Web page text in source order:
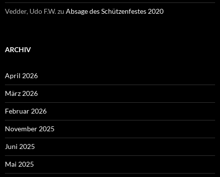
Vedder, Udo F.W.zu Absage des Schützenfestes 2020
ARCHIV
April 2026
März 2026
Februar 2026
November 2025
Juni 2025
Mai 2025